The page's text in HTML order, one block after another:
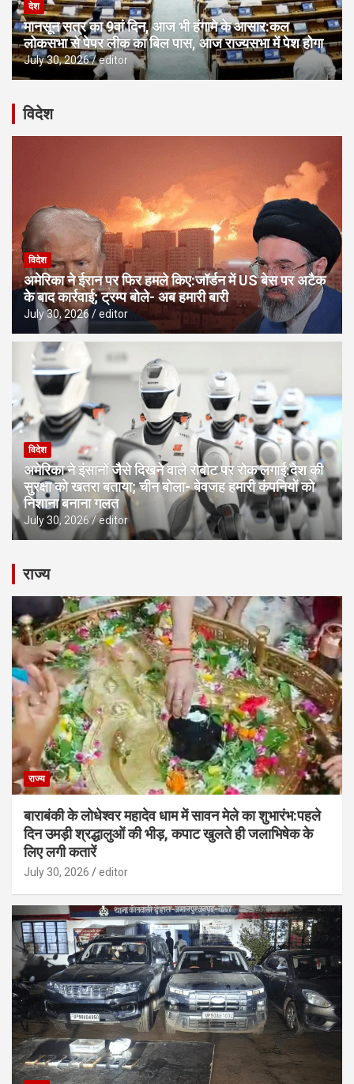
देश
मानसून सत्र का 9वां दिन, आज भी हंगामे के आसार:कल
लोकसभा से पेपर लीक का बिल पास, आज राज्यसभा में पेश होगा
July 30, 2026 editor
विदेश
विदेश
अमेरिका ने ईरान पर फिर हमले किए:जॉर्डन में US बेस पर अटैक
के बाद कार्रवाई; ट्रम्प बोले- अब हमारी बारी
July 30, 2026 editor
विदेश
अमेरिका ने इंसानों जैसे दिखने वाले रोबोट पर रोक लगाई:देश की
सुरक्षा को खतरा बताया; चीन बोला- बेवजह हमारी कंपनियों को
निशाना बनाना गलत
July 30, 2026 editor
राज्य
राज्य
बाराबंकी के लोधेश्वर महादेव धाम में सावन मेले का शुभारंभ:पहले
दिन उमड़ी श्रद्धालुओं की भीड़, कपाट खुलते ही जलाभिषेक के
लिए लगी कतारें
July 30, 2026 editor